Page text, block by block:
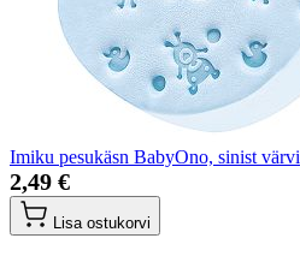
Imiku pesukäsn BabyOno, sinist värvi
2,49 €
Lisa ostukorvi